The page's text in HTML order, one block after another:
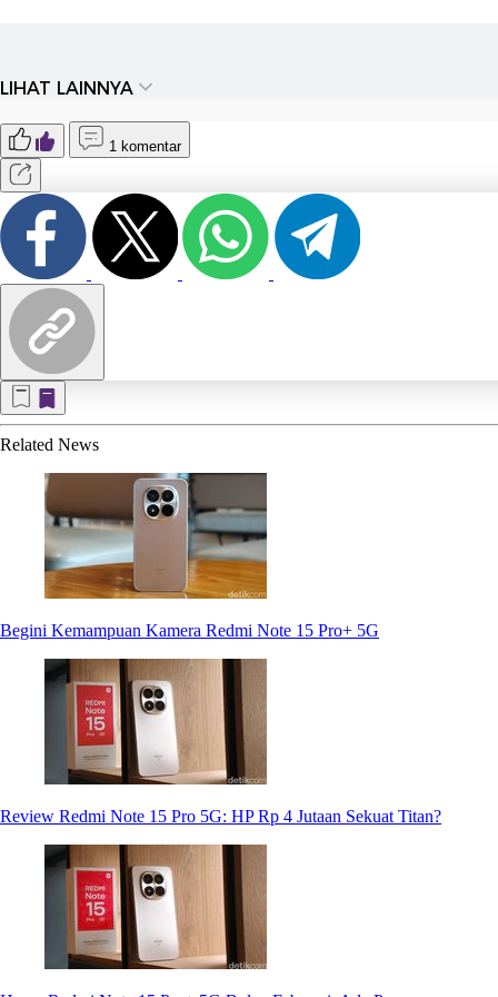
LIHAT LAINNYA
1 komentar
Related News
Begini Kemampuan Kamera Redmi Note 15 Pro+ 5G
Review Redmi Note 15 Pro 5G: HP Rp 4 Jutaan Sekuat Titan?